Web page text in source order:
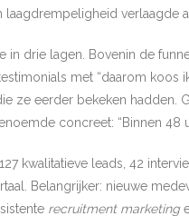
verlaagde
in drie lagen. Bovenin de
met “daarom koos
ze eerder bekeken hadden.
concreet: “Binnen 48
kwalitatieve leads, 42
Belangrijker: nieuwe
recruitment marketing